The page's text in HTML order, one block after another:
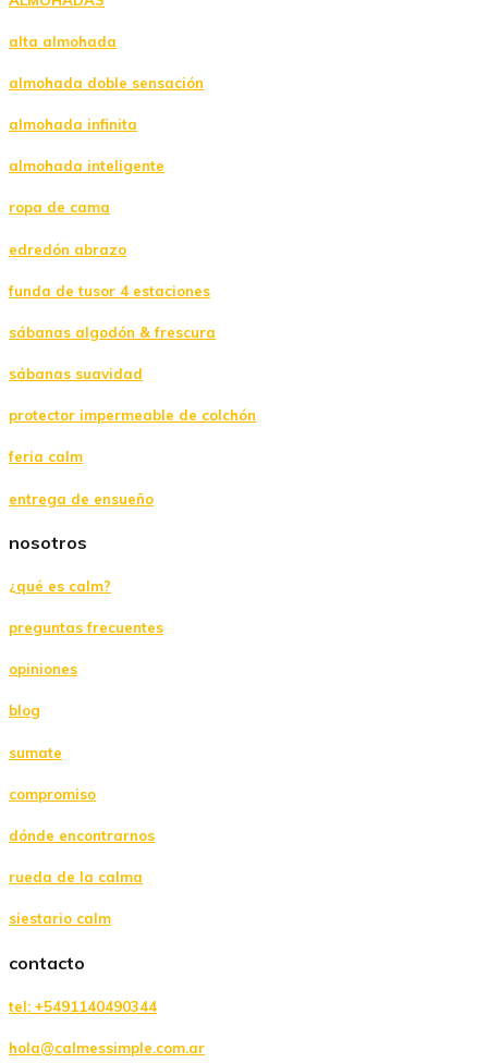
alta almohada
almohada doble sensación
almohada infinita
almohada inteligente
ropa de cama
edredón abrazo
funda de tusor 4 estaciones
sábanas algodón & frescura
sábanas suavidad
protector impermeable de colchón
feria calm
entrega de ensueño
nosotros
¿qué es calm?
preguntas frecuentes
opiniones
blog
sumate
compromiso
dónde encontrarnos
rueda de la calma
siestario calm
contacto
tel: +5491140490344
hola@calmessimple.com.ar